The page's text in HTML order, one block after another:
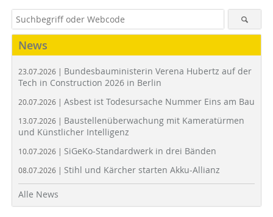
News
23.07.2026 | Bundesbauministerin Verena Hubertz auf der
Tech in Construction 2026 in Berlin
20.07.2026 | Asbest ist Todesursache Nummer Eins am Bau
13.07.2026 | Baustellenüberwachung mit Kameratürmen
und Künstlicher Intelligenz
10.07.2026 | SiGeKo-Standardwerk in drei Bänden
08.07.2026 | Stihl und Kärcher starten Akku-Allianz
Alle News